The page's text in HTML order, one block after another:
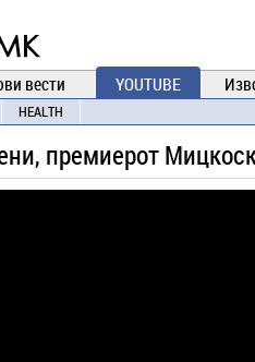
вести YOUTUBE
HEALTH
премиерот